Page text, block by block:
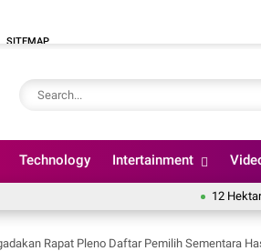
SITEMAP
Technology Intertainment
12 Hektare Jagung
Rapat Pleno Daftar Pemilih Sementara Hasil